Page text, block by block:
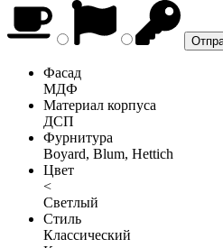
Фасад
МДФ
Материал корпуса
ДСП
Фурнитура
Boyard, Blum, Hettich
Цвет
<
Светлый
Стиль
Классический